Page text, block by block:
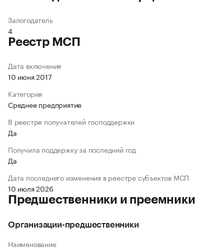
Залогодатель
4
Реестр МСП
Дата включения
10 июня 2017
Категория
Среднее предприятие
В реестре получателей господдержки
Да
Получила поддержку за последний год
Да
Дата последнего изменения в реестре субъектов МСП
10 июля 2026
Предшественники и преемники
Организации-предшественники
Наименование